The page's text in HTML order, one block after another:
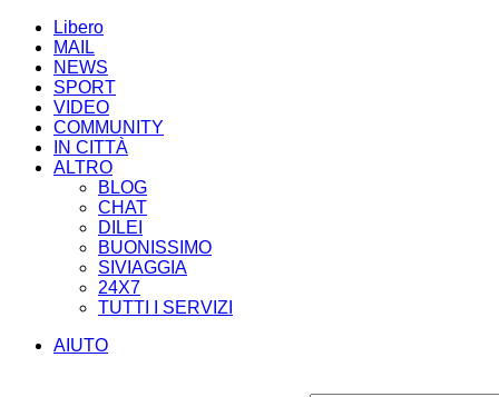
Libero
MAIL
NEWS
SPORT
VIDEO
COMMUNITY
IN CITTÀ
ALTRO
BLOG
CHAT
DILEI
BUONISSIMO
SIVIAGGIA
24X7
TUTTI I SERVIZI
AIUTO